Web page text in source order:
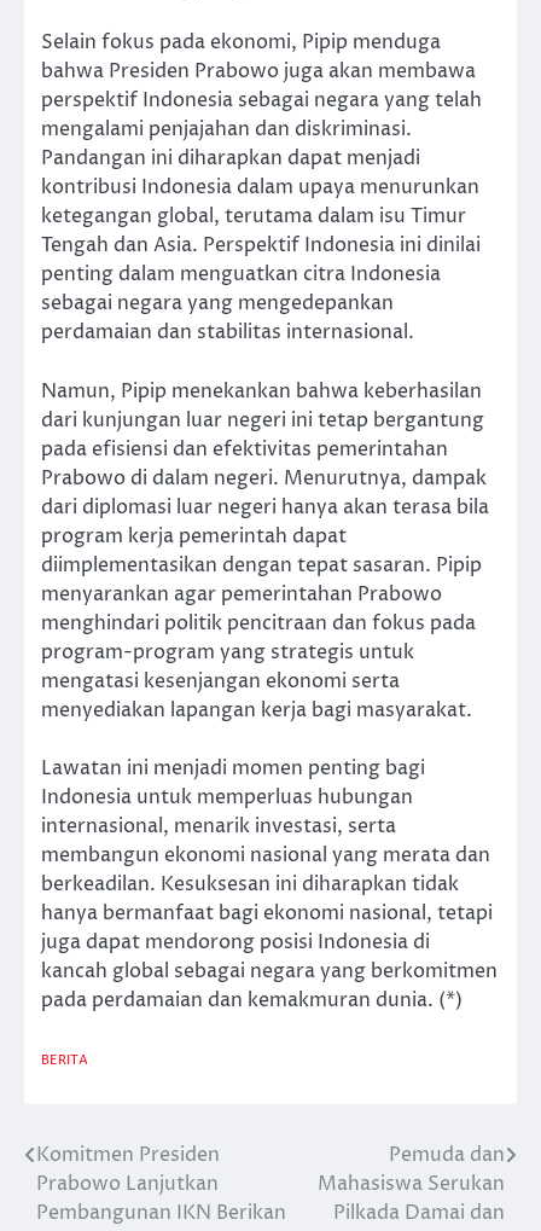
Selain fokus pada ekonomi, Pipip menduga
bahwa Presiden Prabowo juga akan membawa
perspektif Indonesia sebagai negara yang telah
mengalami penjajahan dan diskriminasi.
Pandangan ini diharapkan dapat menjadi
kontribusi Indonesia dalam upaya menurunkan
ketegangan global, terutama dalam isu Timur
Tengah dan Asia. Perspektif Indonesia ini dinilai
penting dalam menguatkan citra Indonesia
sebagai negara yang mengedepankan
perdamaian dan stabilitas internasional.
Namun, Pipip menekankan bahwa keberhasilan
dari kunjungan luar negeri ini tetap bergantung
pada efisiensi dan efektivitas pemerintahan
Prabowo di dalam negeri. Menurutnya, dampak
dari diplomasi luar negeri hanya akan terasa bila
program kerja pemerintah dapat
diimplementasikan dengan tepat sasaran. Pipip
menyarankan agar pemerintahan Prabowo
menghindari politik pencitraan dan fokus pada
program-program yang strategis untuk
mengatasi kesenjangan ekonomi serta
menyediakan lapangan kerja bagi masyarakat.
Lawatan ini menjadi momen penting bagi
Indonesia untuk memperluas hubungan
internasional, menarik investasi, serta
membangun ekonomi nasional yang merata dan
berkeadilan. Kesuksesan ini diharapkan tidak
hanya bermanfaat bagi ekonomi nasional, tetapi
juga dapat mendorong posisi Indonesia di
kancah global sebagai negara yang berkomitmen
pada perdamaian dan kemakmuran dunia. (*)
BERITA
Post
navigation
Komitmen Presiden
Prabowo Lanjutkan
Pembangunan IKN Berikan
Pemuda dan
Mahasiswa Serukan
Pilkada Damai dan